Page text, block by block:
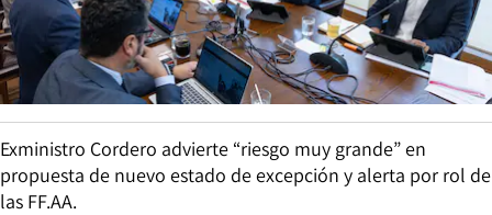
Exministro Cordero advierte “riesgo muy grande” en
propuesta de nuevo estado de excepción y alerta por rol de
las FF.AA.